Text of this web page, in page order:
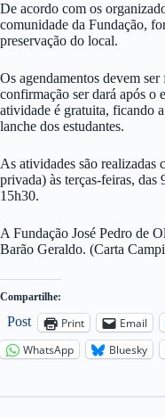
De acordo com os
comunidade da Fundação,
preservação do local.
Os agendamentos devem
confirmação ser dará após o
atividade é gratuita, ficando
lanche dos estudantes.
As atividades são realizadas
privada) às terças-feiras, das
15h30.
A Fundação José Pedro de
Barão Geraldo. (Carta
Compartilhe:
Post Print Email
WhatsApp
Bluesky